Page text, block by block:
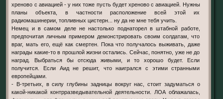
хреново с авиацией - у них тоже пусть будет хреново с авиацией. Нужны
планы объекта, в частности расположение всей этой их
радиомашинерии, топливных цистерн... ну да не мне тебя учить.
Немец и в самом деле не настолько поднаторел в штабной работе,
предпочитая личным примером демонстрировать своим солдатам, что
враг, мать его, ещё как смертен. Пока что получалось выживать, даже
награды какие-то в прошлой жизни остались. Сейчас, понятно, уже не до
наград. Выбраться бы отсюда живыми, и то хорошо будет. Если
получится. Если Аид не решит, что наигрался с этими странными
европейцами.
- В-третьих, в силу глубины задницы вокруг нас, стоит задуматься о
какой-никакой контрразведывательной деятельности. ЛОА облажалась,